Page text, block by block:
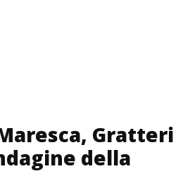
Gratteri
della